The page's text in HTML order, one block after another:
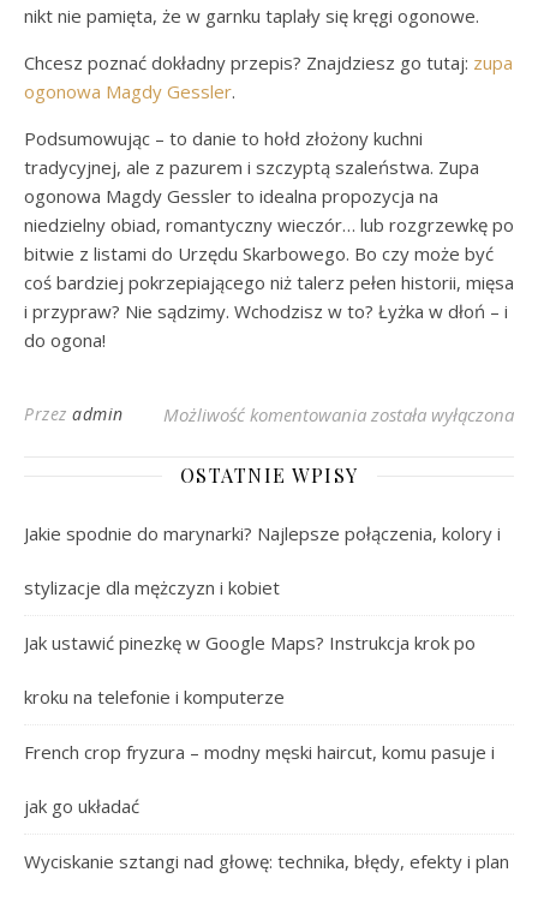
nikt nie pamięta, że w garnku taplały się kręgi ogonowe.
Chcesz poznać dokładny przepis? Znajdziesz go tutaj: zupa
ogonowa Magdy Gessler.
Podsumowując – to danie to hołd złożony kuchni
tradycyjnej, ale z pazurem i szczyptą szaleństwa. Zupa
ogonowa Magdy Gessler to idealna propozycja na
niedzielny obiad, romantyczny wieczór… lub rozgrzewkę po
bitwie z listami do Urzędu Skarbowego. Bo czy może być
coś bardziej pokrzepiającego niż talerz pełen historii, mięsa
i przypraw? Nie sądzimy. Wchodzisz w to? Łyżka w dłoń – i
do ogona!
Przez admin Możliwość komentowania Przepis na Zupę
została wyłączona
OSTATNIE WPISY
Jakie spodnie do marynarki? Najlepsze połączenia, kolory i
stylizacje dla mężczyzn i kobiet
Jak ustawić pinezkę w Google Maps? Instrukcja krok po
kroku na telefonie i komputerze
French crop fryzura – modny męski haircut, komu pasuje i
jak go układać
Wyciskanie sztangi nad głowę: technika, błędy, efekty i plan